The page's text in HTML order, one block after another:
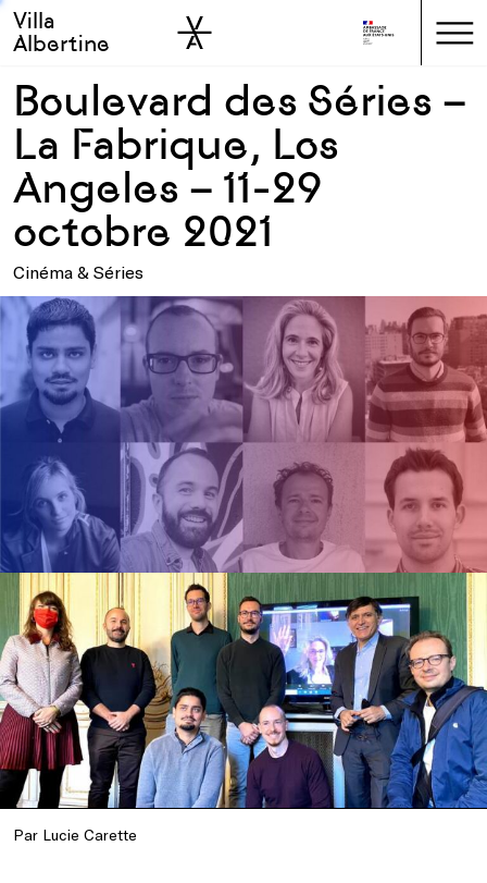
Skip to main
Skip to sidebar
Villa
Albertine
Boulevard des Séries –
La Fabrique, Los
Angeles – 11-29
octobre 2021
Cinéma & Séries
Par Lucie Carette